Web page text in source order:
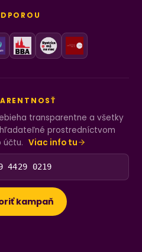
transparentne a všetky
prostredníctvom
účtu. Viac info tu
4429 0219
kampaň